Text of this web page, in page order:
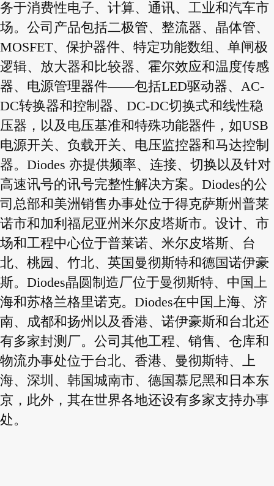
务于消费性电子、计算、通讯、工业和汽车市
场。公司产品包括二极管、整流器、晶体管、
MOSFET、保护器件、特定功能数组、单闸极
逻辑、放大器和比较器、霍尔效应和温度传感
器、电源管理器件——包括LED驱动器、AC-
DC转换器和控制器、DC-DC切换式和线性稳
压器，以及电压基准和特殊功能器件，如USB
电源开关、负载开关、电压监控器和马达控制
器。Diodes 亦提供频率、连接、切换以及针对
高速讯号的讯号完整性解决方案。Diodes的公
司总部和美洲销售办事处位于得克萨斯州普莱
诺市和加利福尼亚州米尔皮塔斯市。设计、市
场和工程中心位于普莱诺、米尔皮塔斯、台
北、桃园、竹北、英国曼彻斯特和德国诺伊豪
斯。Diodes晶圆制造厂位于曼彻斯特、中国上
海和苏格兰格里诺克。Diodes在中国上海、济
南、成都和扬州以及香港、诺伊豪斯和台北还
有多家封测厂。公司其他工程、销售、仓库和
物流办事处位于台北、香港、曼彻斯特、上
海、深圳、韩国城南市、德国慕尼黑和日本东
京，此外，其在世界各地还设有多家支持办事
处。